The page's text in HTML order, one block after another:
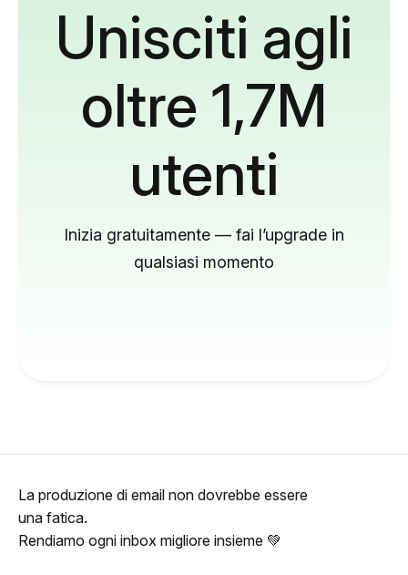
Unisciti agli
oltre 1,7M
utenti
Inizia gratuitamente — fai l’upgrade in
qualsiasi momento
La produzione di email non dovrebbe essere
una fatica.
Rendiamo ogni inbox migliore insieme 💚